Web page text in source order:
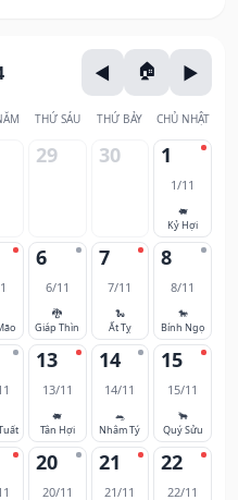
THỨ SÁU THỨ BẢY CHỦ NHẬT
29 30 1
1/11
🐖
Kỷ Hợi
6
6/11
🐉
Giáp Thìn
7
7/11
🐍
Ất Tỵ
8
8/11
🐎
Bính Ngọ
13
13/11
🐖
Tân Hợi
14
14/11
🐀
Nhâm Tý
15
15/11
🐂
Quý Sửu
20
20/11
21
21/11
22
22/11